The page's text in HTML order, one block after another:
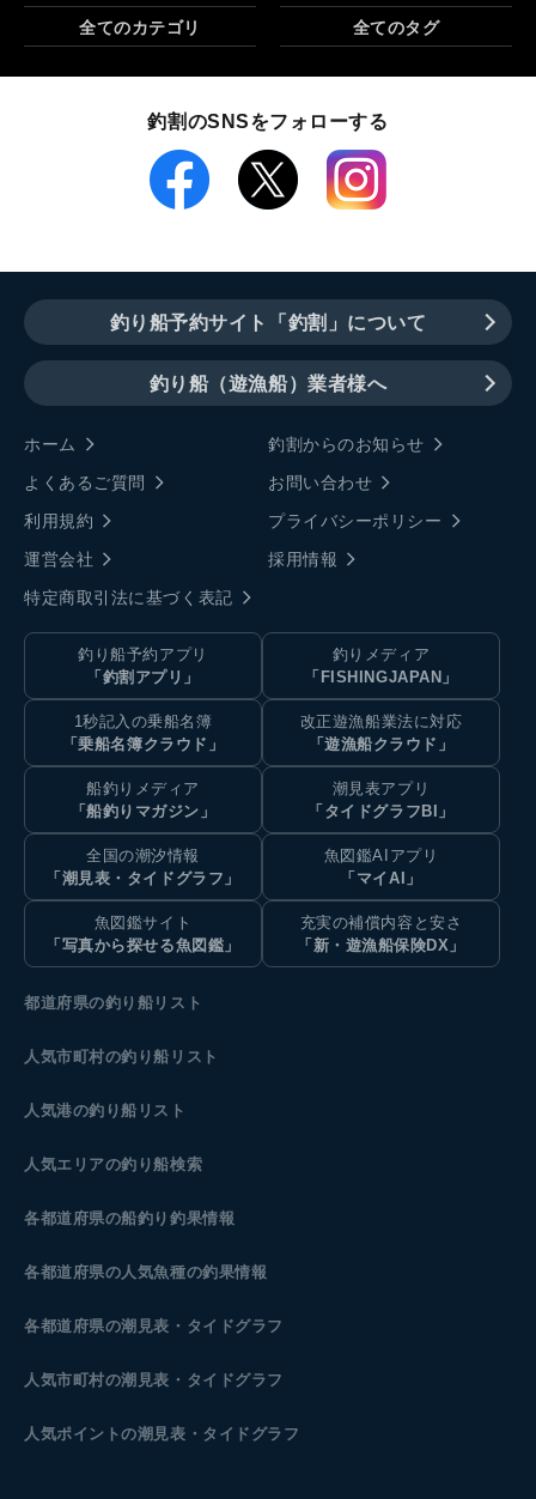
全てのカテゴリ 全てのタグ
釣割のSNSをフォローする
釣り船予約サイト「釣割」について
釣り船（遊漁船）業者様へ
ホーム
釣割からのお知らせ
よくあるご質問
お問い合わせ
利用規約
プライバシーポリシー
運営会社
採用情報
特定商取引法に基づく表記
釣り船予約アプリ
「釣割アプリ」
釣りメディア
「FISHINGJAPAN」
1秒記入の乗船名簿
「乗船名簿クラウド」
改正遊漁船業法に対応
「遊漁船クラウド」
船釣りメディア
「船釣りマガジン」
潮見表アプリ
「タイドグラフBI」
全国の潮汐情報
「潮見表・タイドグラフ」
魚図鑑AIアプリ
「マイAI」
魚図鑑サイト
「写真から探せる魚図鑑」
充実の補償内容と安さ
「新・遊漁船保険DX」
都道府県の釣り船リスト
人気市町村の釣り船リスト
人気港の釣り船リスト
人気エリアの釣り船検索
各都道府県の船釣り釣果情報
各都道府県の人気魚種の釣果情報
各都道府県の潮見表 ・タイドグラフ
人気市町村の潮見表・タイドグラフ
人気ポイントの潮見表・タイドグラフ